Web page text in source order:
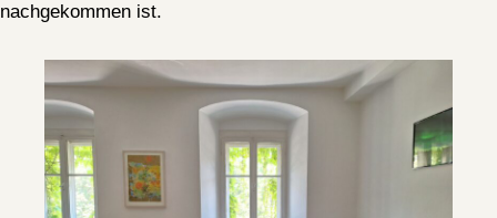
nachgekommen ist.